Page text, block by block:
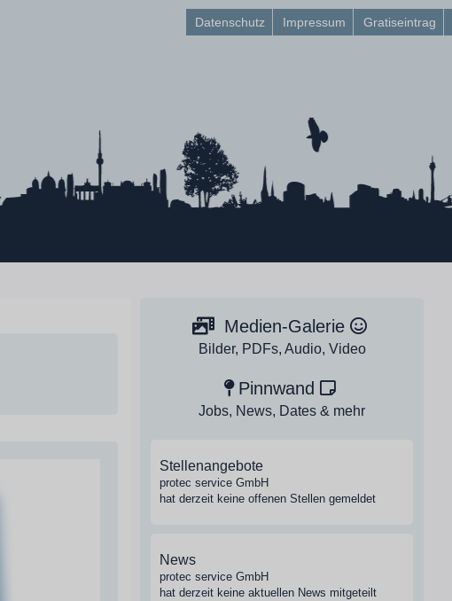
Datenschutz Impressum Gratiseintrag
Medien-Galerie
Bilder, PDFs, Audio, Video
Pinnwand
Jobs, News, Dates & mehr
Stellenangebote
protec service GmbH
hat derzeit keine offenen Stellen gemeldet
News
protec service GmbH
hat derzeit keine aktuellen News mitgeteilt